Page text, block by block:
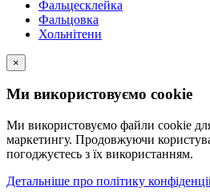
Фальцесклейка
Фальцовка
Хольнітени
×
Ми використовуємо cookie
Ми використовуємо файли cookie
маркетингу. Продовжуючи
погоджуєтесь з їх використанням.
Детальніше про політику